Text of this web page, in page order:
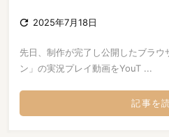
 2025年7月18日
先日、制作が完了し公開したブラウ
ン」の実況プレイ動画をYouT ...
記事を